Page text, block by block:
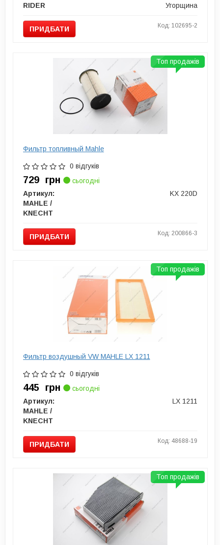
RIDER
Угорщина
ПРИДБАТИ Код: 102695-2
Фильтр топливный Mahle
0 відгуків
729 грн
сьогодні
Артикул:
KX 220D
MAHLE /
KNECHT
ПРИДБАТИ Код: 200866-3
Топ продажів
Фильтр воздушный VW MAHLE LX 1211
0 відгуків
445 грн
сьогодні
Артикул:
LX 1211
MAHLE /
KNECHT
ПРИДБАТИ Код: 48688-19
Топ продажів
Топ продажів